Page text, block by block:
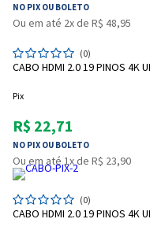
NO PIX OU BOLETO
Ou em até 2x de R$ 48,95
(0)
CABO HDMI 2.0 19 PINOS 4K
Pix
R$ 22,71
NO PIX OU BOLETO
Ou em até 1x de R$ 23,90
(0)
CABO HDMI 2.0 19 PINOS 4K